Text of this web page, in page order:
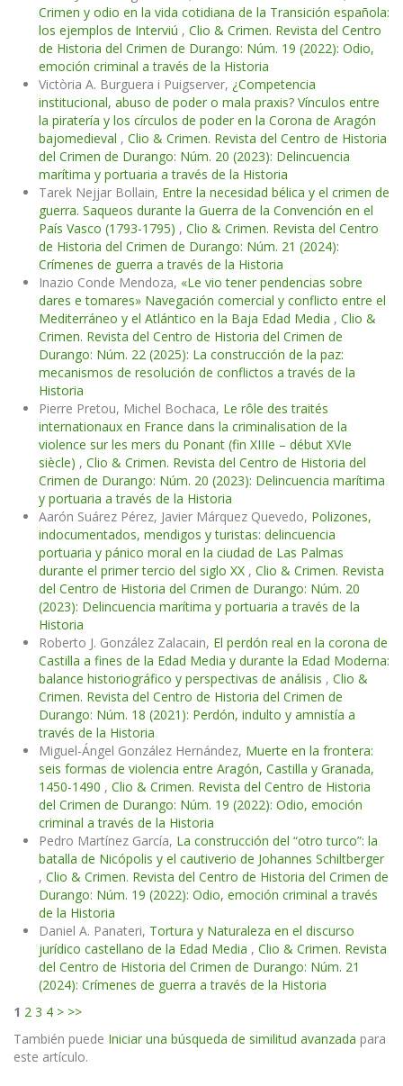
Crimen y odio en la vida cotidiana de la Transición española:
los ejemplos de Interviú , Clio & Crimen. Revista del Centro
de Historia del Crimen de Durango: Núm. 19 (2022): Odio,
emoción criminal a través de la Historia
Victòria A. Burguera i Puigserver, ¿Competencia
institucional, abuso de poder o mala praxis? Vínculos entre
la piratería y los círculos de poder en la Corona de Aragón
bajomedieval , Clio & Crimen. Revista del Centro de Historia
del Crimen de Durango: Núm. 20 (2023): Delincuencia
marítima y portuaria a través de la Historia
Tarek Nejjar Bollain, Entre la necesidad bélica y el crimen de
guerra. Saqueos durante la Guerra de la Convención en el
País Vasco (1793-1795) , Clio & Crimen. Revista del Centro
de Historia del Crimen de Durango: Núm. 21 (2024):
Crímenes de guerra a través de la Historia
Inazio Conde Mendoza, «Le vio tener pendencias sobre
dares e tomares» Navegación comercial y conflicto entre el
Mediterráneo y el Atlántico en la Baja Edad Media , Clio &
Crimen. Revista del Centro de Historia del Crimen de
Durango: Núm. 22 (2025): La construcción de la paz:
mecanismos de resolución de conflictos a través de la
Historia
Pierre Pretou, Michel Bochaca, Le rôle des traités
internationaux en France dans la criminalisation de la
violence sur les mers du Ponant (fin XIIIe – début XVIe
siècle) , Clio & Crimen. Revista del Centro de Historia del
Crimen de Durango: Núm. 20 (2023): Delincuencia marítima
y portuaria a través de la Historia
Aarón Suárez Pérez, Javier Márquez Quevedo, Polizones,
indocumentados, mendigos y turistas: delincuencia
portuaria y pánico moral en la ciudad de Las Palmas
durante el primer tercio del siglo XX , Clio & Crimen. Revista
del Centro de Historia del Crimen de Durango: Núm. 20
(2023): Delincuencia marítima y portuaria a través de la
Historia
Roberto J. González Zalacain, El perdón real en la corona de
Castilla a fines de la Edad Media y durante la Edad Moderna:
balance historiográfico y perspectivas de análisis , Clio &
Crimen. Revista del Centro de Historia del Crimen de
Durango: Núm. 18 (2021): Perdón, indulto y amnistía a
través de la Historia
Miguel-Ángel González Hernández, Muerte en la frontera:
seis formas de violencia entre Aragón, Castilla y Granada,
1450-1490 , Clio & Crimen. Revista del Centro de Historia
del Crimen de Durango: Núm. 19 (2022): Odio, emoción
criminal a través de la Historia
Pedro Martínez García, La construcción del “otro turco”: la
batalla de Nicópolis y el cautiverio de Johannes Schiltberger
, Clio & Crimen. Revista del Centro de Historia del Crimen de
Durango: Núm. 19 (2022): Odio, emoción criminal a través
de la Historia
Daniel A. Panateri, Tortura y Naturaleza en el discurso
jurídico castellano de la Edad Media , Clio & Crimen. Revista
del Centro de Historia del Crimen de Durango: Núm. 21
(2024): Crímenes de guerra a través de la Historia
1 2 3 4 > >>
También puede Iniciar una búsqueda de similitud avanzada para
este artículo.